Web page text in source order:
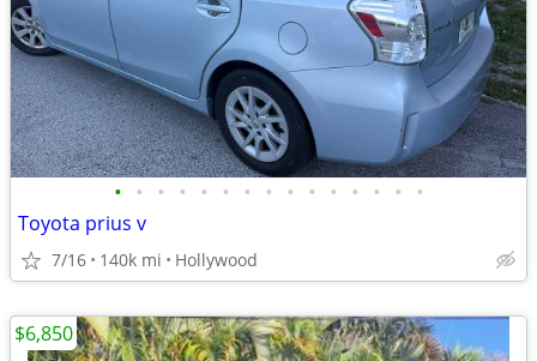
• • • • • • • • • • • • • • •
Toyota prius v
7/16 140k mi Hollywood
$6,850